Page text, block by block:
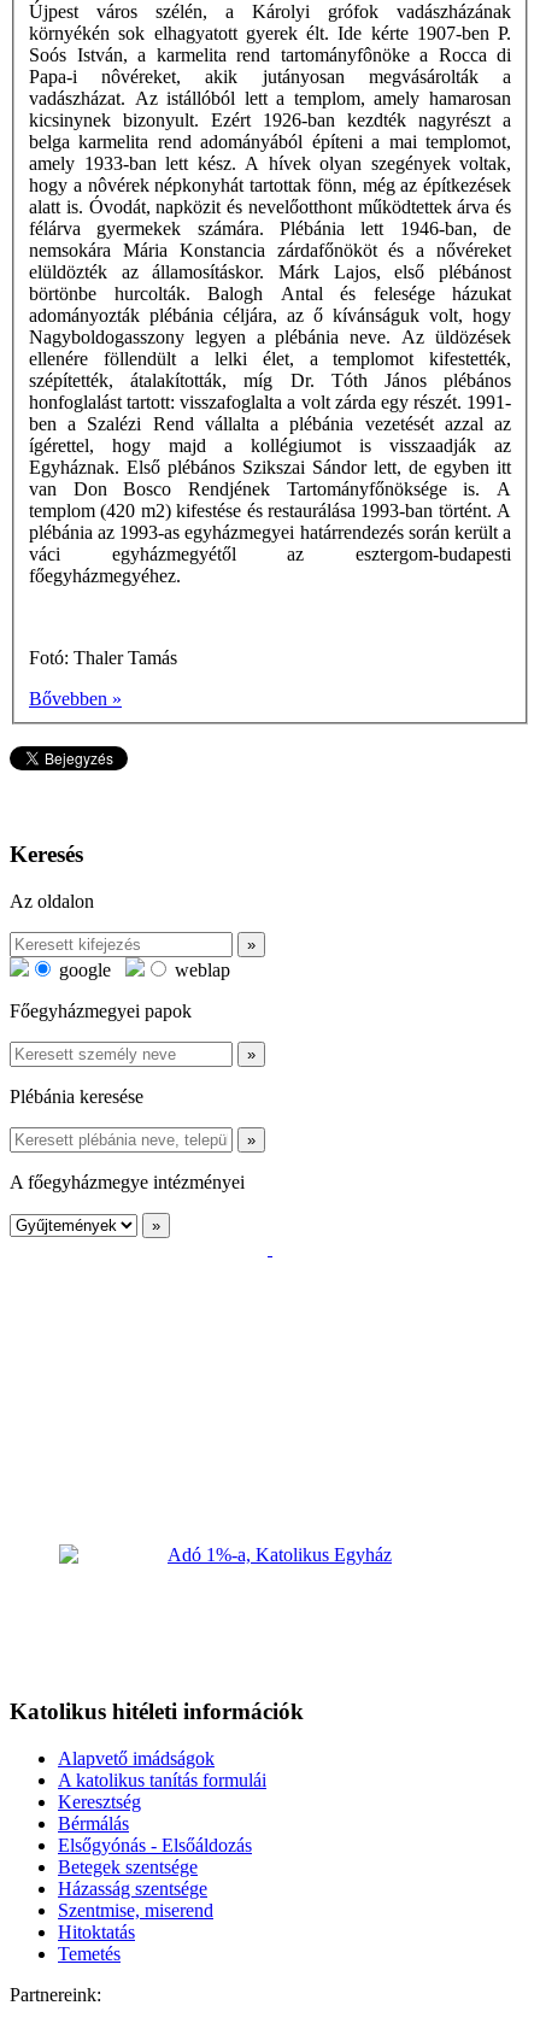
Újpest város szélén, a Károlyi grófok vadászházának
környékén sok elhagyatott gyerek élt. Ide kérte 1907-ben P.
Soós István, a karmelita rend tartományfônöke a Rocca di
Papa-i nôvéreket, akik jutányosan megvásárolták a
vadászházat. Az istállóból lett a templom, amely hamarosan
kicsinynek bizonyult. Ezért 1926-ban kezdték nagyrészt a
belga karmelita rend adományából építeni a mai templomot,
amely 1933-ban lett kész. A hívek olyan szegények voltak,
hogy a nôvérek népkonyhát tartottak fönn, még az építkezések
alatt is. Óvodát, napközit és nevelőotthont működtettek árva és
félárva gyermekek számára. Plébánia lett 1946-ban, de
nemsokára Mária Konstancia zárdafőnököt és a nővéreket
elüldözték az államosításkor. Márk Lajos, első plébánost
börtönbe hurcolták. Balogh Antal és felesége házukat
adományozták plébánia céljára, az ő kívánságuk volt, hogy
Nagyboldogasszony legyen a plébánia neve. Az üldözések
ellenére föllendült a lelki élet, a templomot kifestették,
szépítették, átalakították, míg Dr. Tóth János plébános
honfoglalást tartott: visszafoglalta a volt zárda egy részét. 1991-
ben a Szalézi Rend vállalta a plébánia vezetését azzal az
ígérettel, hogy majd a kollégiumot is visszaadják az
Egyháznak. Első plébános Szikszai Sándor lett, de egyben itt
van Don Bosco Rendjének Tartományfőnöksége is. A
templom (420 m2) kifestése és restaurálása 1993-ban történt. A
plébánia az 1993-as egyházmegyei határrendezés során került a
váci egyházmegyétől az esztergom-budapesti
főegyházmegyéhez.
Fotó: Thaler Tamás
Bővebben »
Keresés
Az oldalon
google
weblap
Főegyházmegyei papok
Plébánia keresése
A főegyházmegye intézményei
Katolikus hitéleti információk
Alapvető imádságok
A katolikus tanítás formulái
Keresztség
Bérmálás
Elsőgyónás - Elsőáldozás
Betegek szentsége
Házasság szentsége
Szentmise, miserend
Hitoktatás
Temetés
Partnereink: